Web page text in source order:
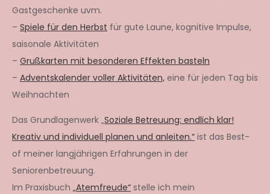
Gastgeschenke uvm.
– Spiele für den Herbst für gute Laune, kognitive Impulse,
saisonale Aktivitäten
– Grußkarten mit besonderen Effekten basteln
– Adventskalender voller Aktivitäten, eine für jeden Tag bis
Weihnachten
Das Grundlagenwerk „Soziale Betreuung: endlich klar!
Kreativ und individuell planen und anleiten.“ ist das Best-
of meiner langjährigen Erfahrungen in der
Seniorenbetreuung.
Im Praxisbuch „Atemfreude“ stelle ich mein